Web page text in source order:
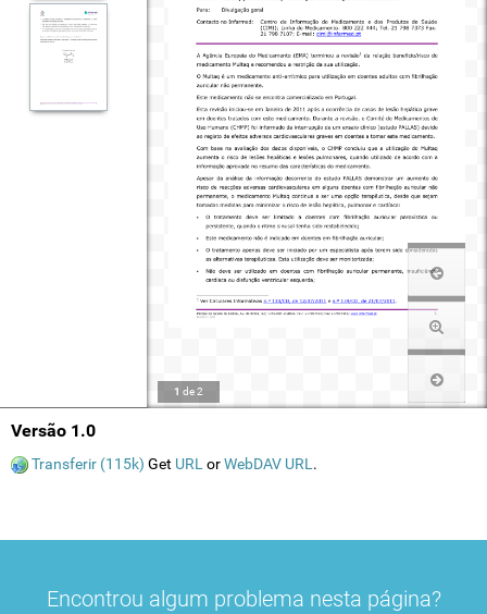
1 de2
Versão 1.0
Transferir (115k) Get URL orWebDAV URL .
Encontrou algum problema nesta página?